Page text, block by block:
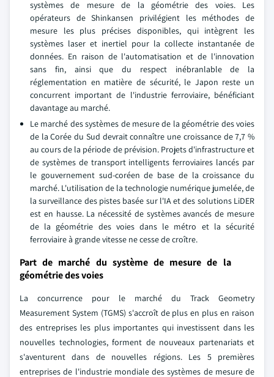
systèmes de mesure de la géométrie des voies. Les
opérateurs de Shinkansen privilégient les méthodes de
mesure les plus précises disponibles, qui intègrent les
systèmes laser et inertiel pour la collecte instantanée de
données. En raison de l'automatisation et de l'innovation
sans fin, ainsi que du respect inébranlable de la
réglementation en matière de sécurité, le Japon reste un
concurrent important de l'industrie ferroviaire, bénéficiant
davantage au marché.
Le marché des systèmes de mesure de la géométrie des voies
de la Corée du Sud devrait connaître une croissance de 7,7 %
au cours de la période de prévision. Projets d'infrastructure et
de systèmes de transport intelligents ferroviaires lancés par
le gouvernement sud-coréen de base de la croissance du
marché. L'utilisation de la technologie numérique jumelée, de
la surveillance des pistes basée sur l'IA et des solutions LiDER
est en hausse. La nécessité de systèmes avancés de mesure
de la géométrie des voies dans le métro et la sécurité
ferroviaire à grande vitesse ne cesse de croître.
Part de marché du système de mesure de la
géométrie des voies
La concurrence pour le marché du Track Geometry
Measurement System (TGMS) s'accroît de plus en plus en raison
des entreprises les plus importantes qui investissent dans les
nouvelles technologies, forment de nouveaux partenariats et
s'aventurent dans de nouvelles régions. Les 5 premières
entreprises de l'industrie mondiale des systèmes de mesure de